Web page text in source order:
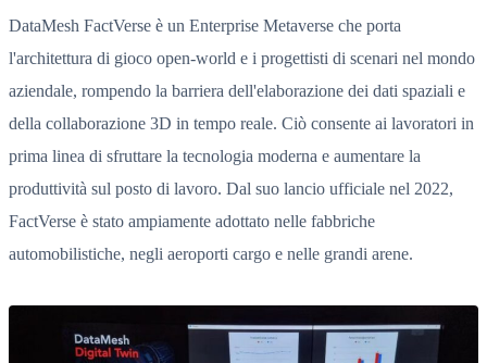
DataMesh FactVerse è un Enterprise Metaverse che porta
l'architettura di gioco open-world e i progettisti di scenari nel mondo
aziendale, rompendo la barriera dell'elaborazione dei dati spaziali e
della collaborazione 3D in tempo reale. Ciò consente ai lavoratori in
prima linea di sfruttare la tecnologia moderna e aumentare la
produttività sul posto di lavoro. Dal suo lancio ufficiale nel 2022,
FactVerse è stato ampiamente adottato nelle fabbriche
automobilistiche, negli aeroporti cargo e nelle grandi arene.